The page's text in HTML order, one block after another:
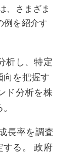
、さまざま
例を紹介す
析し、特定
向を把握す
ド分析を株
長率を調査
する。 政府